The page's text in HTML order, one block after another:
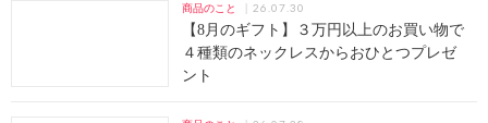
商品のこと 26.07.30
【8月のギフト】３万円以上のお買い物で
４種類のネックレスからおひとつプレゼ
ント